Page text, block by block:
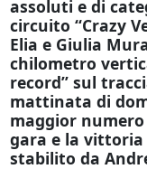
assoluti e di
circuito “Crazy
Elia e Giulia
chilometro
record” sul
mattinata di
maggior
gara e la vittoria
stabilito da